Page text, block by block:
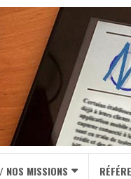
NOS MISSIONS